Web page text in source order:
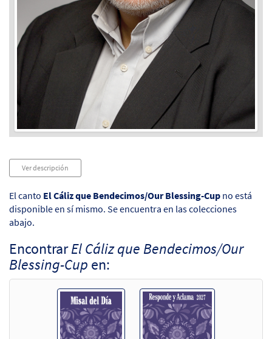
Ver descripción
El canto El Cáliz que Bendecimos/Our Blessing-Cup no está
disponible en sí mismo. Se encuentra en las colecciones
abajo.
EncontrarEl Cáliz que Bendecimos/Our
Blessing-Cup en: